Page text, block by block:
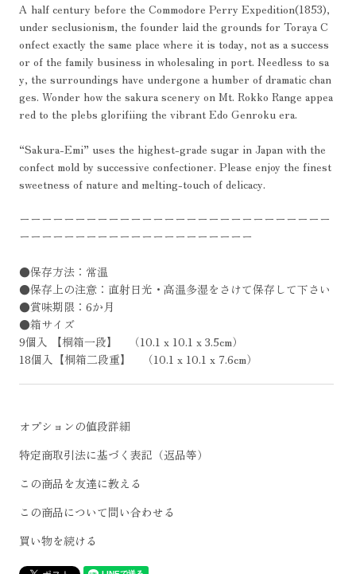
A half century before the Commodore Perry Expedition(1853),
under seclusionism, the founder laid the grounds for Toraya C
onfect exactly the same place where it is today, not as a success
or of the family business in wholesaling in port. Needless to sa
y, the surroundings have undergone a humber of dramatic chan
ges. Wonder how the sakura scenery on Mt. Rokko Range appea
red to the plebs glorifiing the vibrant Edo Genroku era.
“Sakura-Emi” uses the highest-grade sugar in Japan with the
confect mold by successive confectioner. Please enjoy the finest
sweetness of nature and melting-touch of delicacy.
ーーーーーーーーーーーーーーーーーーーーーーーーーーーー
ーーーーーーーーーーーーーーーーーーーーー
●保存方法：常温
●保存上の注意：直射日光・高温多湿をさけて保存して下さい
●賞味期限：6か月
●箱サイズ
9個入 【桐箱一段】 （10.1 x 10.1 x 3.5cm）
18個入【桐箱二段重】 （10.1 x 10.1 x 7.6cm）
オプションの値段詳細
特定商取引法に基づく表記（返品等）
この商品を友達に教える
この商品について問い合わせる
買い物を続ける